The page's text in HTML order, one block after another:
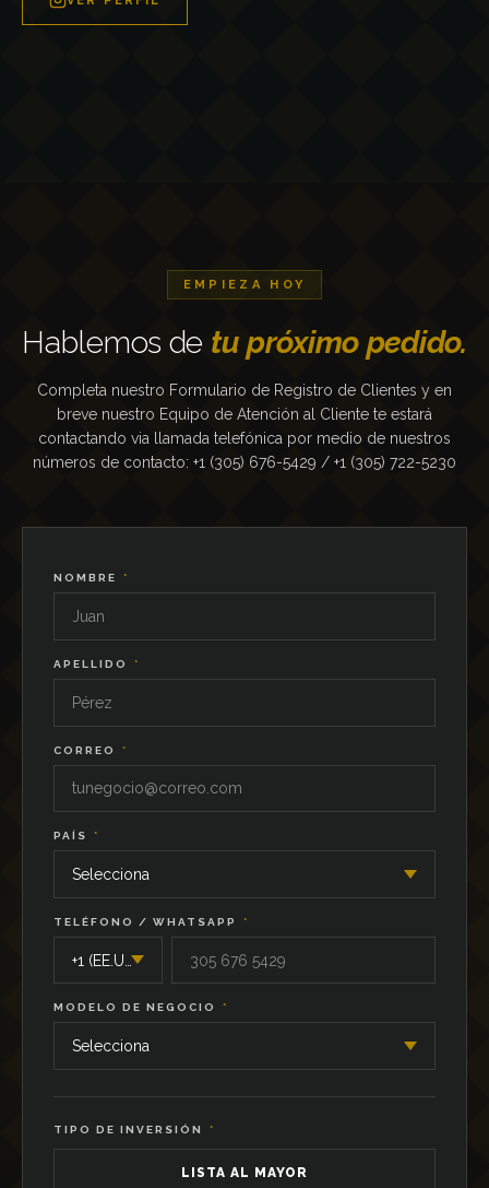
EMPIEZA HOY
Hablemos de tu próximo pedido.
Completa nuestro Formulario de Registro de Clientes y en
breve nuestro Equipo de Atención al Cliente te estará
contactando via llamada telefónica por medio de nuestros
números de contacto: +1 (305) 676-5429 / +1 (305) 722-5230
NOMBRE *
APELLIDO *
CORREO *
PAÍS *
TELÉFONO / WHATSAPP *
MODELO DE NEGOCIO *
TIPO DE INVERSIÓN *
LISTA AL MAYOR